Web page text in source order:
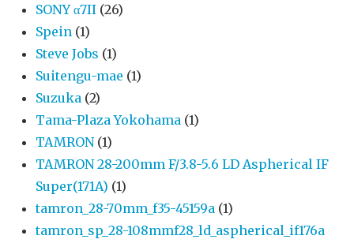
SONY α7II (26)
Spein (1)
Steve Jobs (1)
Suitengu-mae (1)
Suzuka (2)
Tama-Plaza Yokohama (1)
TAMRON (1)
TAMRON 28-200mm F/3.8-5.6 LD Aspherical IF
Super(171A) (1)
tamron_28-70mm_f35-45159a (1)
tamron_sp_28-108mmf28_ld_aspherical_if176a